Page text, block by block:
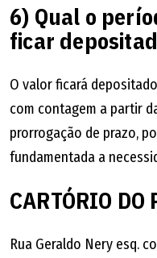
6) Qual o
ficar
O valor ficará
com contagem a partir
prorrogação de prazo,
fundamentada a
CARTÓRIO DO
Rua Geraldo Nery esq.